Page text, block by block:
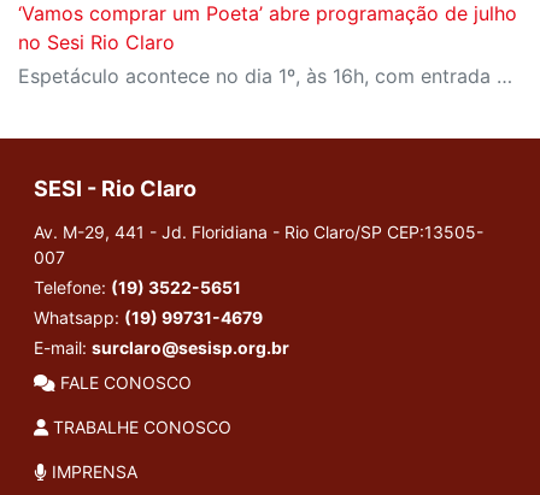
‘Vamos comprar um Poeta’ abre programação de julho
no Sesi Rio Claro
Espetáculo acontece no dia 1º, às 16h, com entrada gratuita no teatro; reservas estão abertas
SESI - Rio Claro
Av. M-29, 441 - Jd. Floridiana - Rio Claro/SP CEP:13505-
007
Telefone: (19) 3522-5651
Whatsapp: (19) 99731-4679
E-mail: surclaro@sesisp.org.br
FALE CONOSCO
TRABALHE CONOSCO
IMPRENSA